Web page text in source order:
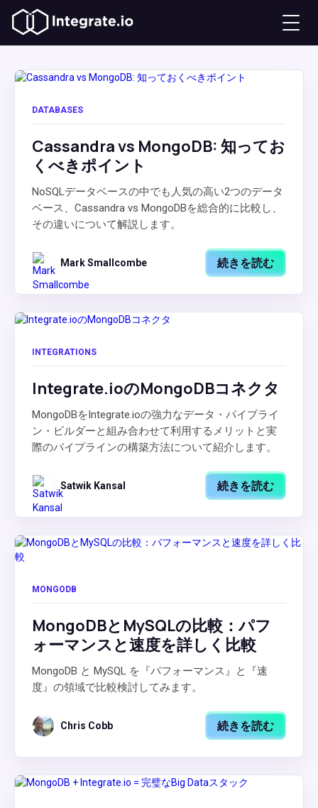
DATABASES
Cassandra vs MongoDB: 知ってお
くべきポイント
NoSQLデータベースの中でも人気の高い2つのデータ
ベース、Cassandra vs MongoDBを総合的に比較し、
その違いについて解説します。
Mark Smallcombe 続きを読む
INTEGRATIONS
Integrate.ioのMongoDBコネクタ
MongoDBをIntegrate.ioの強力なデータ・パイプライ
ン・ビルダーと組み合わせて利用するメリットと実
際のパイプラインの構築方法について紹介します。
Satwik Kansal 続きを読む
MONGODB
MongoDBとMySQLの比較：パフ
ォーマンスと速度を詳しく比較
MongoDB と MySQL を『パフォーマンス』と『速
度』の領域で比較検討してみます。
Chris Cobb 続きを読む